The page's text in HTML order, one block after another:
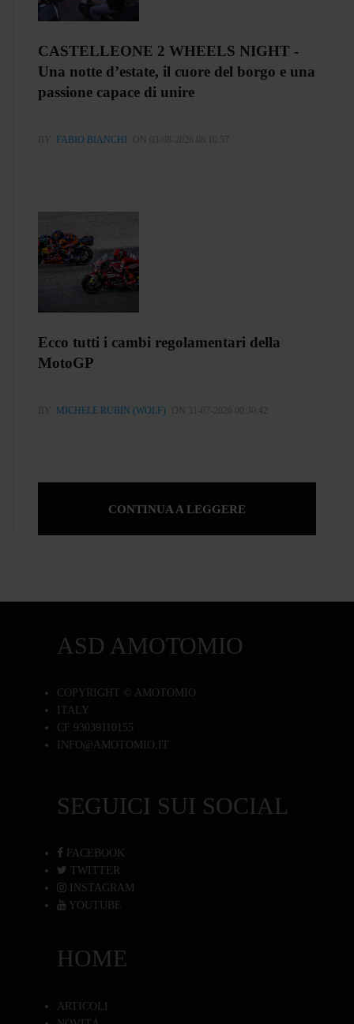
CASTELLEONE 2 WHEELS NIGHT -
Una notte d’estate, il cuore del borgo e una
passione capace di unire
BY FABIO BIANCHI ON 03-08-2026 08:10:57
Ecco tutti i cambi regolamentari della
MotoGP
BY MICHELE RUBIN (WOLF) ON 31-07-2026 00:30:42
CONTINUA A LEGGERE
ASD AMOTOMIO
COPYRIGHT © AMOTOMIO
ITALY
CF 93039110155
INFO@AMOTOMIO.IT
SEGUICI SUI SOCIAL
FACEBOOK
TWITTER
INSTAGRAM
YOUTUBE
HOME
ARTICOLI